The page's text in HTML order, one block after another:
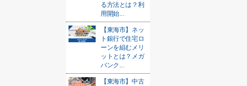
る方法とは？利
用開始...
【東海市】ネッ
ト銀行で住宅ロ
ーンを組むメリ
ットとは？メガ
バンク...
【東海市】中古